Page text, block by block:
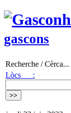
gascons
Recherche / Cèrca...
Lòcs :